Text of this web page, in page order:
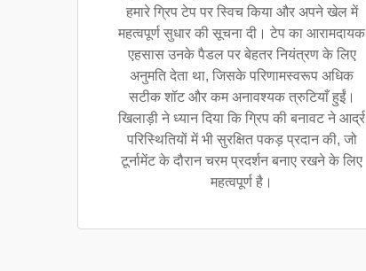
हमारे ग्रिप टेप पर स्विच किया और अपने खेल में
महत्वपूर्ण सुधार की सूचना दी। टेप का आरामदायक
एहसास उनके पैडल पर बेहतर नियंत्रण के लिए
अनुमति देता था, जिसके परिणामस्वरूप अधिक
सटीक शॉट और कम अनावश्यक त्रुटियाँ हुईं।
खिलाड़ी ने ध्यान दिया कि ग्रिप की बनावट ने आर्द्र
परिस्थितियों में भी सुरक्षित पकड़ प्रदान की, जो
टूर्नामेंट के दौरान चरम प्रदर्शन बनाए रखने के लिए
महत्वपूर्ण है।